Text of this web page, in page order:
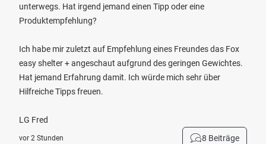
unterwegs. Hat irgend jemand einen Tipp oder eine
Produktempfehlung?
Ich habe mir zuletzt auf Empfehlung eines Freundes das Fox
easy shelter + angeschaut aufgrund des geringen Gewichtes.
Hat jemand Erfahrung damit. Ich würde mich sehr über
Hilfreiche Tipps freuen.
LG Fred
vor 2 Stunden 8 Beiträge